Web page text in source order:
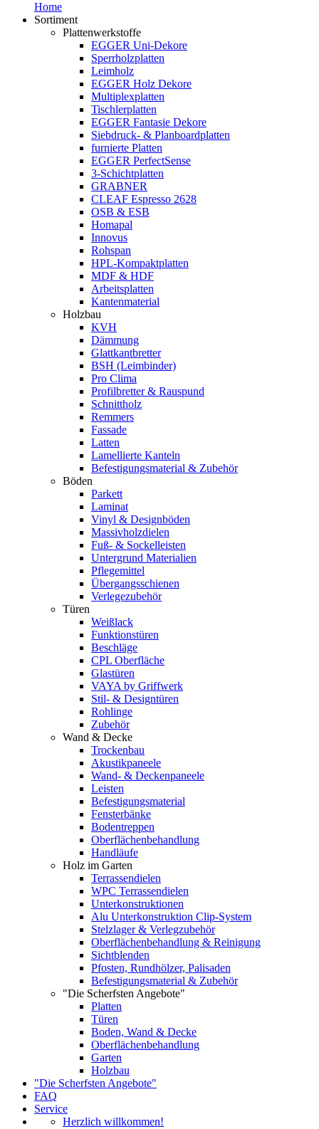
Home
Sortiment
Plattenwerkstoffe
EGGER Uni-Dekore
Sperrholzplatten
Leimholz
EGGER Holz Dekore
Multiplexplatten
Tischlerplatten
EGGER Fantasie Dekore
Siebdruck- & Planboardplatten
furnierte Platten
EGGER PerfectSense
3-Schichtplatten
GRABNER
CLEAF Espresso 2628
OSB & ESB
Homapal
Innovus
Rohspan
HPL-Kompaktplatten
MDF & HDF
Arbeitsplatten
Kantenmaterial
Holzbau
KVH
Dämmung
Glattkantbretter
BSH (Leimbinder)
Pro Clima
Profilbretter & Rauspund
Schnittholz
Remmers
Fassade
Latten
Lamellierte Kanteln
Befestigungsmaterial & Zubehör
Böden
Parkett
Laminat
Vinyl & Designböden
Massivholzdielen
Fuß- & Sockelleisten
Untergrund Materialien
Pflegemittel
Übergangsschienen
Verlegezubehör
Türen
Weißlack
Funktionstüren
Beschläge
CPL Oberfläche
Glastüren
VAYA by Griffwerk
Stil- & Designtüren
Rohlinge
Zubehör
Wand & Decke
Trockenbau
Akustikpaneele
Wand- & Deckenpaneele
Leisten
Befestigungsmaterial
Fensterbänke
Bodentreppen
Oberflächenbehandlung
Handläufe
Holz im Garten
Terrassendielen
WPC Terrassendielen
Unterkonstruktionen
Alu Unterkonstruktion Clip-System
Stelzlager & Verlegzubehör
Oberflächenbehandlung & Reinigung
Sichtblenden
Pfosten, Rundhölzer, Palisaden
Befestigungsmaterial & Zubehör
"Die Scherfsten Angebote"
Platten
Türen
Boden, Wand & Decke
Oberflächenbehandlung
Garten
Holzbau
"Die Scherfsten Angebote"
FAQ
Service
Herzlich willkommen!